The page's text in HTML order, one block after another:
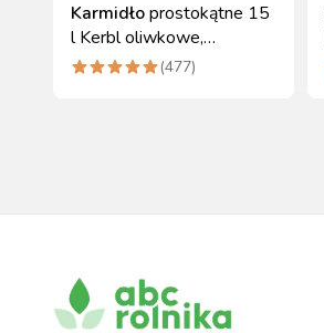
Karmidłoprostokątne 15
l Kerbl oliwkowe,
tworzywo odporne na
(477)